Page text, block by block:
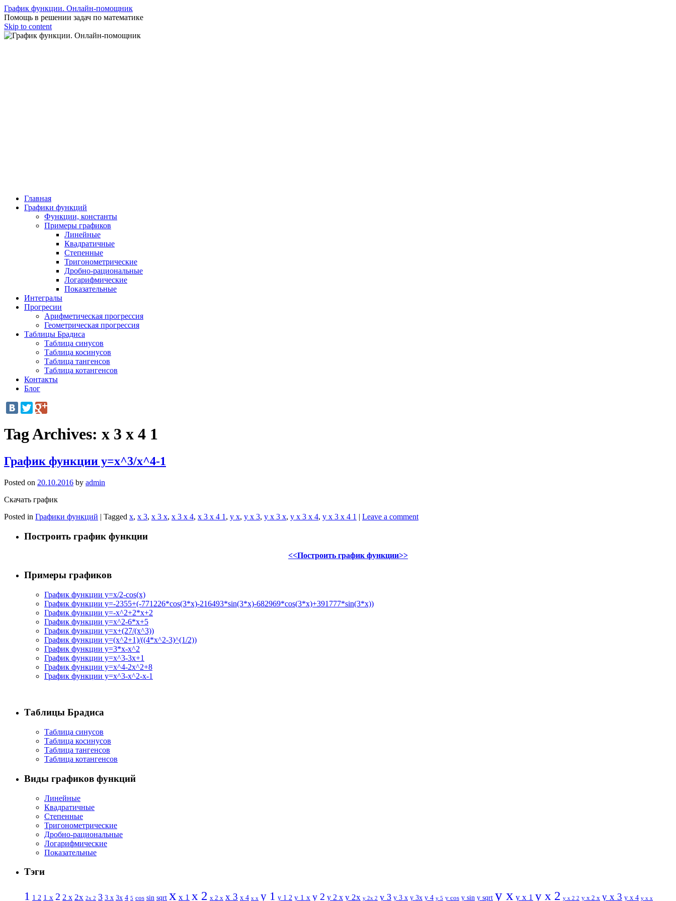
График функции. Онлайн-помощник
Помощь в решении задач по математике
Skip to content
Главная
Графики функций
Функции, константы
Примеры графиков
Линейные
Квадратичные
Степенные
Тригонометрические
Дробно-рациональные
Логарифмические
Показательные
Интегралы
Прогресии
Арифметическая прогрессия
Геометрическая прогрессия
Таблицы Брадиса
Таблица синусов
Таблица косинусов
Таблица тангенсов
Таблица котангенсов
Контакты
Блог
Tag Archives: x 3 x 4 1
График функции y=x^3/x^4-1
Posted on 20.10.2016 by admin
Скачать график
Posted in Графики функций | Tagged x, x 3, x 3 x, x 3 x 4, x 3 x 4 1 , y x, y x 3, y x 3 x, y x 3 x 4, y x 3 x 4 1 | Leave a comment
Построить график функции
<<Построить график функции>>
Примеры графиков
График функции y=x/2-cos(x)
График функции y=-2355+(-771226*cos(3*x)-216493*sin(3*x)-682969*cos(3*x)+391777*sin(3*x))
График функции y=-x^2+2*x+2
График функции y=x^2-6*x+5
График функции y=x+(27/(x^3))
График функции y=(x^2+1)/((4*x^2-3)^(1/2))
График функции y=3*x-x^2
График функции y=x^3-3x+1
График функции y=x^4-2x^2+8
График функции y=x^3-x^2-x-1
Таблицы Брадиса
Таблица синусов
Таблица косинусов
Таблица тангенсов
Таблица котангенсов
Виды графиков функций
Линейные
Квадратичные
Степенные
Тригонометрические
Дробно-рациональные
Логарифмические
Показательные
Тэги
1 1 2 1 x 2 2 x 2x 2x 2 3 3 x 3x 4 5 cos sin sqrt x x 1 x 2 x 2 x x 3 x 4 x x y 1 y 1 2 y 1 x y 2 y 2 x y 2x y 2x 2 y 3 y 3 x y 3x y 4 y 5 y cos y sin y sqrt y x y x 1 y x 2 y x 2 2 y x 2 x y x 3 y x 4 y x x